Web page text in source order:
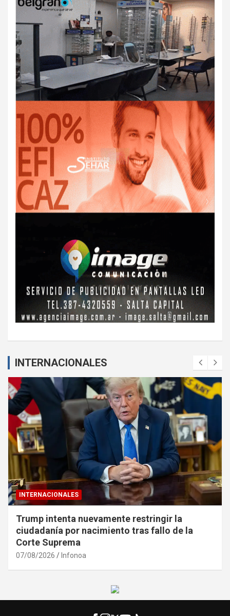
INTERNACIONALES
INTERNACIONALES
Trump intenta nuevamente restringir la
ciudadanía por nacimiento tras fallo de la
Corte Suprema
07/08/2026 Infonoa